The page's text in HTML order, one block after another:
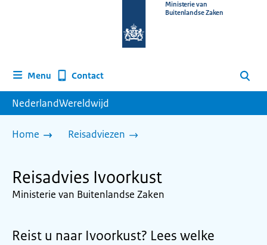
homepage
Ministerie van
Buitenlandse Zaken
Menu Contact Zoeken
NederlandWereldwijd
Home Reisadviezen
Reisadvies Ivoorkust
Ministerie van Buitenlandse Zaken
Reist u naar Ivoorkust? Lees welke